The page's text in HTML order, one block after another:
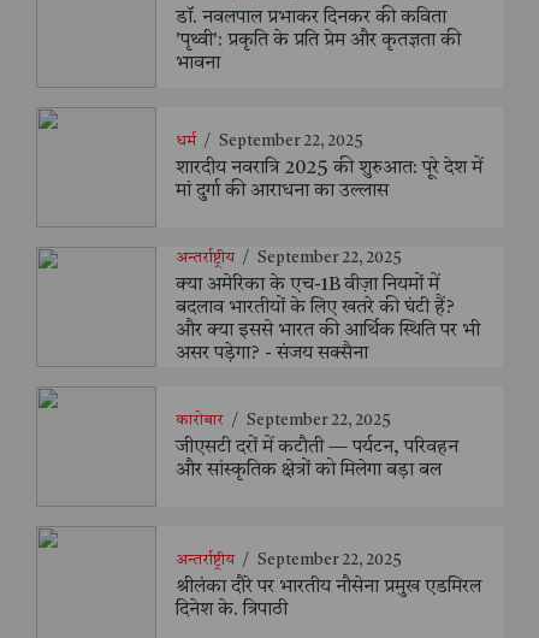
डॉ. नवलपाल प्रभाकर दिनकर की कविता
'पृथ्वी': प्रकृति के प्रति प्रेम और कृतज्ञता की
भावना
धर्म / September 22, 2025
शारदीय नवरात्रि 2025 की शुरुआत: पूरे देश में
मां दुर्गा की आराधना का उल्लास
अन्तर्राष्ट्रीय / September 22, 2025
क्या अमेरिका के एच-1B वीज़ा नियमों में
बदलाव भारतीयों के लिए खतरे की घंटी हैं?
और क्या इससे भारत की आर्थिक स्थिति पर भी
असर पड़ेगा? - संजय सक्सैना
कारोबार / September 22, 2025
जीएसटी दरों में कटौती — पर्यटन, परिवहन
और सांस्कृतिक क्षेत्रों को मिलेगा बड़ा बल
अन्तर्राष्ट्रीय / September 22, 2025
श्रीलंका दौरे पर भारतीय नौसेना प्रमुख एडमिरल
दिनेश के. त्रिपाठी